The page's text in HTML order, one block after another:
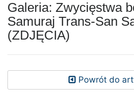
Galeria: Zwycięstwa
Samuraj Trans-San
(ZDJĘCIA)
Powrót do